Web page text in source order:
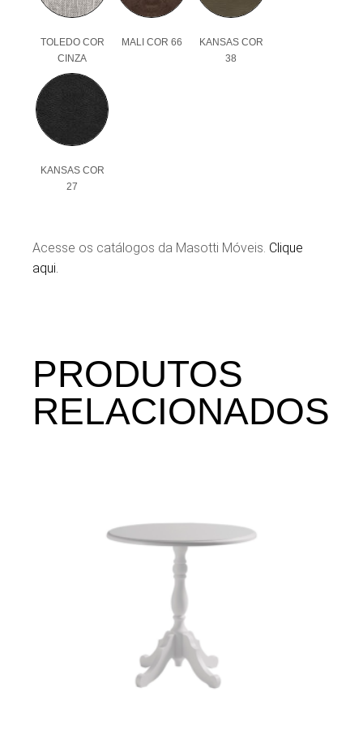
TOLEDO COR
CINZA
MALI COR 66
KANSAS COR
38
KANSAS COR
27
Acesse os catálogos da Masotti Móveis. Clique
aqui.
PRODUTOS
RELACIONADOS